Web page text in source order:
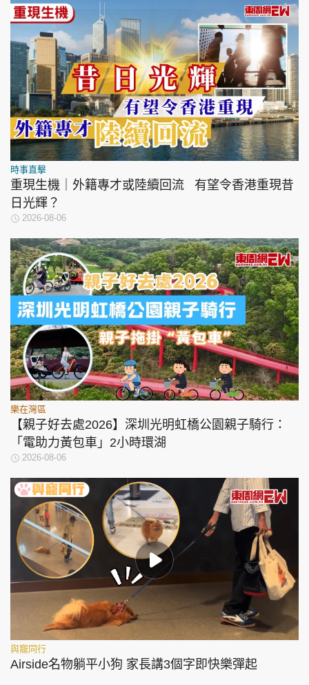
時事直擊
重現生機｜外籍專才或陸續回流 有望令香港重現昔
日光輝？
2026-08-06
樂在灣區
【親子好去處2026】深圳光明虹橋公園親子騎行：
「電助力黃包車」2小時環湖
2026-08-06
與寵同行
Airside名物躺平小狗 家長講3個字即快樂彈起